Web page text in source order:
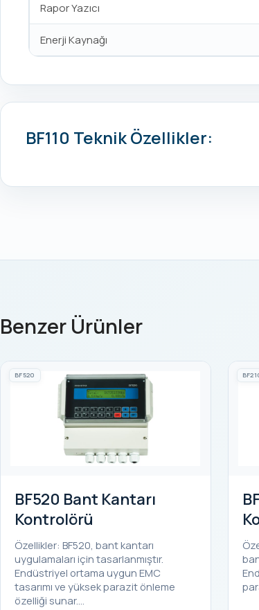
Rapor Yazıcı
Enerji Kaynağı
BF110 Teknik Özellikler:
Benzer Ürünler
BF520
BF520 Bant Kantarı
Kontrolörü
Özellikler: BF520, bant kantarı
uygulamaları için tasarlanmıştır.
Endüstriyel ortama uygun EMC
tasarımı ve yüksek parazit önleme
özelliği sunar.…